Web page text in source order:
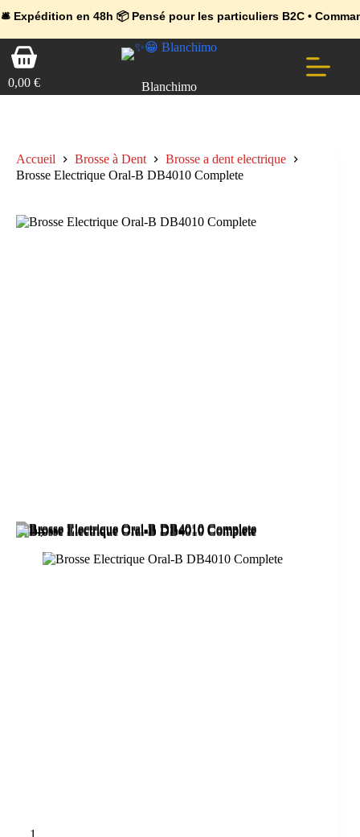
en 48h 📦 Pensé pour les particuliers B2C • Commande
🔥 Déjà adopté par les pros 👉 Passez en Espace Pro B2B 📦
💼 Offres réservées aux professionnels 🚀 Rejoignez l’Espace Pro
PasserPanier
d’achat
0,00 € Blanchimo
Accueil Brosse à Dent
Brosse a dent electrique
Brosse Electrique Oral-B DB4010 Complete